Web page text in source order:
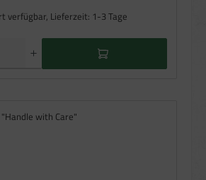
verfügbar, Lieferzeit: 1-3 Tage
Wert ein oder benutze die Schaltflächen um die Anzahl zu